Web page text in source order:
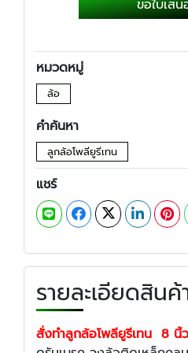
ขอใบเสน
หมวดหมู่
ล้อ
คำค้นหา
ลูกล้อโพลียูรีเทน
แชร์
รายละเอียดสินค้
สั่งทำลูกล้อโพลียูรีเทน 8 นิ้